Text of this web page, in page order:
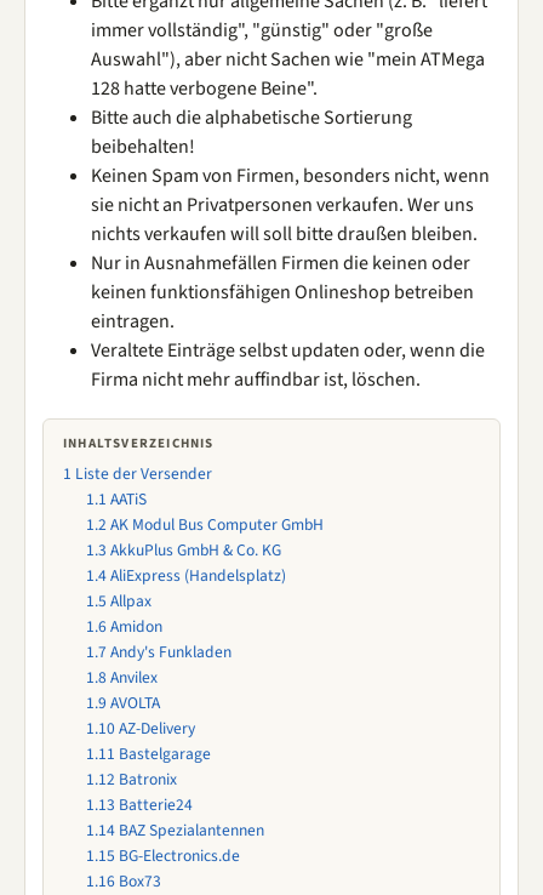
immer vollständig", "günstig" oder "große
Auswahl"), aber nicht Sachen wie "mein ATMega
128 hatte verbogene Beine".
Bitte auch die alphabetische Sortierung
beibehalten!
Keinen Spam von Firmen, besonders nicht, wenn
sie nicht an Privatpersonen verkaufen. Wer uns
nichts verkaufen will soll bitte draußen bleiben.
Nur in Ausnahmefällen Firmen die keinen oder
keinen funktionsfähigen Onlineshop betreiben
eintragen.
Veraltete Einträge selbst updaten oder, wenn die
Firma nicht mehr auffindbar ist, löschen.
INHALTSVERZEICHNIS
1 Liste der Versender
1.1 AATiS
1.2 AK Modul Bus Computer GmbH
1.3 AkkuPlus GmbH & Co. KG
1.4AliExpress (Handelsplatz)
1.5 Allpax
1.6Amidon
1.7 Andy's Funkladen
1.8 Anvilex
1.9 AVOLTA
1.10 AZ-Delivery
1.11 Bastelgarage
1.12 Batronix
1.13 Batterie24
1.14 BAZ Spezialantennen
1.15 BG-Electronics.de
1.16 Box73